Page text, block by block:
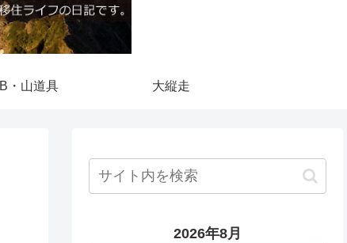
B・山道具 大縦走
2026年8月